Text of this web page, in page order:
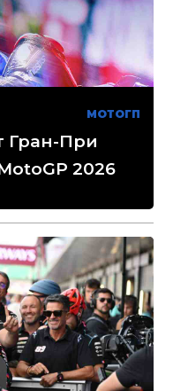
МОТОГП
Гран-При
2026